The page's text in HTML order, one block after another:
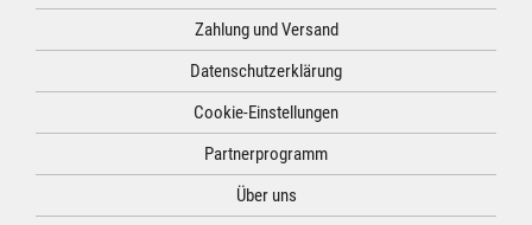
Zahlung und Versand
Datenschutzerklärung
Cookie-Einstellungen
Partnerprogramm
Über uns